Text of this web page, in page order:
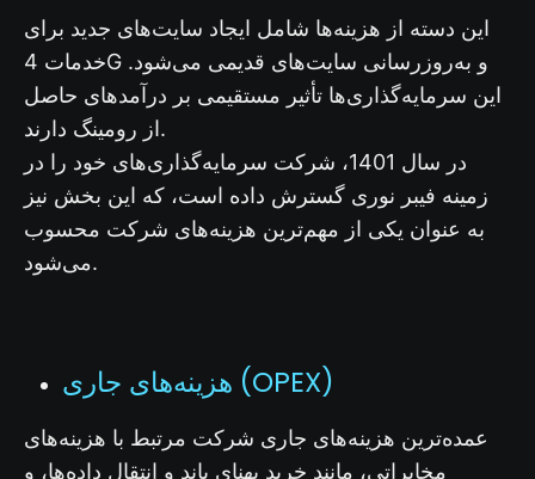
این دسته از هزینه‌ها شامل ایجاد سایت‌های جدید برای
خدمات 4G و به‌روزرسانی سایت‌های قدیمی می‌شود.
این سرمایه‌گذاری‌ها تأثیر مستقیمی بر درآمدهای حاصل
از رومینگ دارند.
در سال 1401، شرکت سرمایه‌گذاری‌های خود را در
زمینه فیبر نوری گسترش داده است، که این بخش نیز
به عنوان یکی از مهم‌ترین هزینه‌های شرکت محسوب
می‌شود.
هزینه‌های جاری (OPEX)
عمده‌ترین هزینه‌های جاری شرکت مرتبط با هزینه‌های
مخابراتی، مانند خرید پهنای باند و انتقال داده‌ها، و